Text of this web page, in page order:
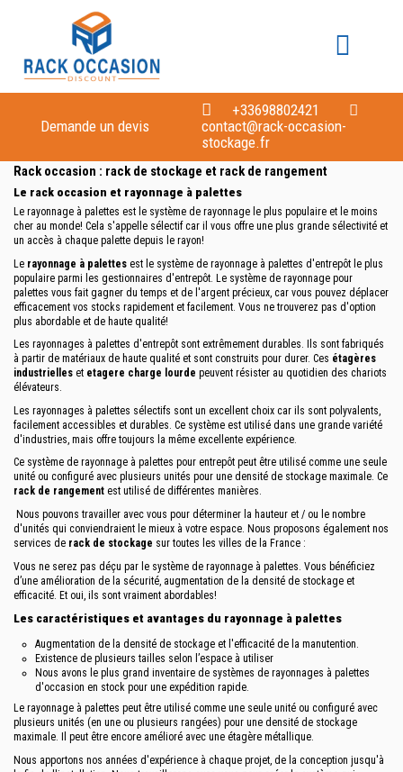
Demande un devis
+33698802421
contact@rack-occasion-
stockage.fr
Rack occasion : rack de stockage et rack de rangement
Rack occasion : rack de stockage et
rack de rangement
Rack occasion : rack de stockage et rack de rangement
Le rack occasion et rayonnage à palettes
Le rayonnage à palettes est le système de rayonnage le plus populaire et le moins
cher au monde! Cela s'appelle sélectif car il vous offre une plus grande sélectivité et
un accès à chaque palette depuis le rayon!
Le rayonnage à palettes est le système de rayonnage à palettes d'entrepôt le plus
populaire parmi les gestionnaires d'entrepôt. Le système de rayonnage pour
palettes vous fait gagner du temps et de l'argent précieux, car vous pouvez déplacer
efficacement vos stocks rapidement et facilement. Vous ne trouverez pas d'option
plus abordable et de haute qualité!
Les rayonnages à palettes d'entrepôt sont extrêmement durables. Ils sont fabriqués
à partir de matériaux de haute qualité et sont construits pour durer. Ces étagères
industrielles et etagere charge lourde peuvent résister au quotidien des chariots
élévateurs.
Les rayonnages à palettes sélectifs sont un excellent choix car ils sont polyvalents,
facilement accessibles et durables. Ce système est utilisé dans une grande variété
d'industries, mais offre toujours la même excellente expérience.
Ce système de rayonnage à palettes pour entrepôt peut être utilisé comme une seule
unité ou configuré avec plusieurs unités pour une densité de stockage maximale. Ce
rack de rangement est utilisé de différentes manières.
Nous pouvons travailler avec vous pour déterminer la hauteur et / ou le nombre
d'unités qui conviendraient le mieux à votre espace. Nous proposons également nos
services de rack de stockage sur toutes les villes de la France :
Vous ne serez pas déçu par le système de rayonnage à palettes. Vous bénéficiez
d’une amélioration de la sécurité, augmentation de la densité de stockage et
efficacité. Et oui, ils sont vraiment abordables!
Les caractéristiques et avantages du rayonnage à palettes
Augmentation de la densité de stockage et l'efficacité de la manutention.
Existence de plusieurs tailles selon l’espace à utiliser
Nous avons le plus grand inventaire de systèmes de rayonnages à palettes
d'occasion en stock pour une expédition rapide.
Le rayonnage à palettes peut être utilisé comme une seule unité ou configuré avec
plusieurs unités (en une ou plusieurs rangées) pour une densité de stockage
maximale. Il peut être encore amélioré avec une étagère métallique.
Nous apportons nos années d'expérience à chaque projet, de la conception jusqu'à